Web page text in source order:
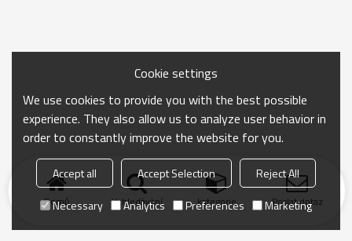
Domů Vyhledávání kategorie Poslat dotaz
Cookie settings
We use cookies to provide you with the best possible
experience. They also allow us to analyze user behavior in
order to constantly improve the website for you.
Accept all Accept Selection
Reject All
Necessary
Analytics Preferences Marketing